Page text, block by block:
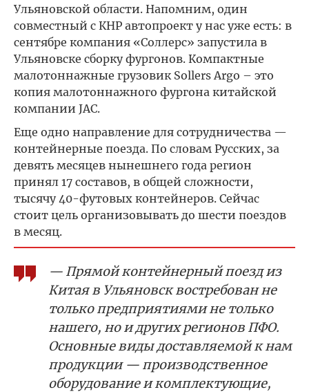
Ульяновской области. Напомним, один
совместный с КНР автопроект у нас уже есть: в
сентябре компания «Соллерс» запустила в
Ульяновске сборку фургонов. Компактные
малотоннажные грузовик Sollers Argo – это
копия малотоннажного фургона китайской
компании JAC.
Еще одно направление для сотрудничества —
контейнерные поезда. По словам Русских, за
девять месяцев нынешнего года регион
принял 17 составов, в общей сложности,
тысячу 40-футовых контейнеров. Сейчас
стоит цель организовывать до шести поездов
в месяц.
— Прямой контейнерный поезд из
Китая в Ульяновск востребован не
только предприятиями не только
нашего, но и других регионов ПФО.
Основные виды доставляемой к нам
продукции — производственное
оборудование и комплектующие,